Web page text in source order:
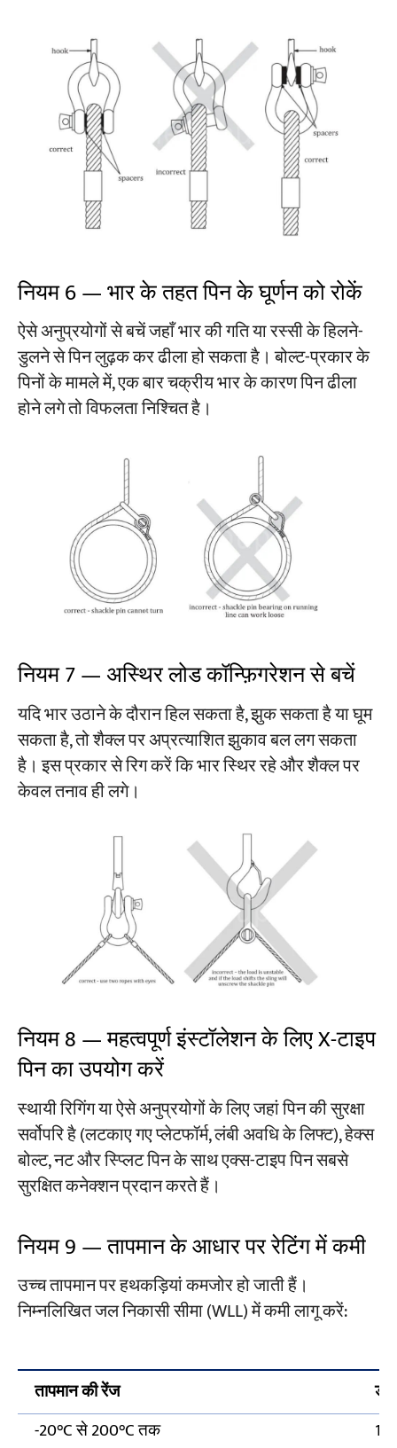
नियम 6 — भार के तहत पिन के घूर्णन को रोकें
ऐसे अनुप्रयोगों से बचें जहाँ भार की गति या रस्सी के हिलने-
डुलने से पिन लुढ़क कर ढीला हो सकता है। बोल्ट-प्रकार के
पिनों के मामले में, एक बार चक्रीय भार के कारण पिन ढीला
होने लगे तो विफलता निश्चित है।
नियम 7 — अस्थिर लोड कॉन्फ़िगरेशन से बचें
यदि भार उठाने के दौरान हिल सकता है, झुक सकता है या घूम
सकता है, तो शैक्ल पर अप्रत्याशित झुकाव बल लग सकता
है। इस प्रकार से रिग करें कि भार स्थिर रहे और शैक्ल पर
केवल तनाव ही लगे।
नियम 8 — महत्वपूर्ण इंस्टॉलेशन के लिए X-टाइप
पिन का उपयोग करें
स्थायी रिगिंग या ऐसे अनुप्रयोगों के लिए जहां पिन की सुरक्षा
सर्वोपरि है (लटकाए गए प्लेटफॉर्म, लंबी अवधि के लिफ्ट), हेक्स
बोल्ट, नट और स्प्लिट पिन के साथ एक्स-टाइप पिन सबसे
सुरक्षित कनेक्शन प्रदान करते हैं।
नियम 9 — तापमान के आधार पर रेटिंग में कमी
उच्च तापमान पर हथकड़ियां कमजोर हो जाती हैं।
निम्नलिखित जल निकासी सीमा (WLL) में कमी लागू करें:
तापमान की रेंज
-20°C से 200°C तक